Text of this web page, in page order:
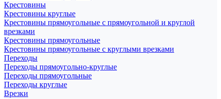
Крестовины
Крестовины круглые
Крестовины прямоугольные с прямоугольной и круглой
врезками
Крестовины прямоугольные
Крестовины прямоугольные с круглыми врезками
Переходы
Переходы прямоугольно-круглые
Переходы прямоугольные
Переходы круглые
Врезки